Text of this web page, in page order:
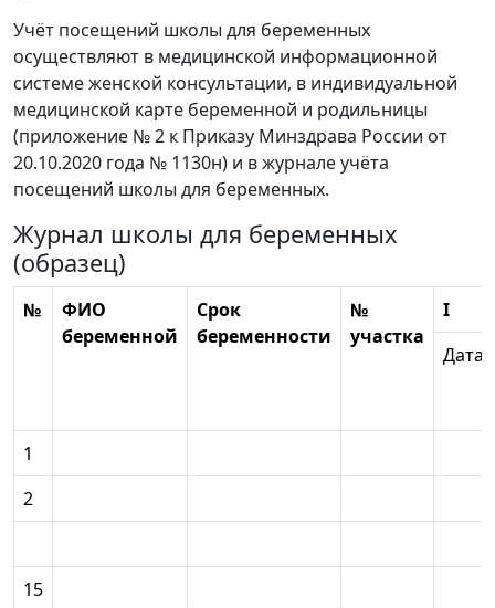
Учёт посещений школы для беременных
осуществляют в медицинской информационной
системе женской консультации, в индивидуальной
медицинской карте беременной и родильницы
(приложение № 2 к Приказу Минздрава России от
20.10.2020 года № 1130н) и в журнале учёта
посещений школы для беременных.
Журнал школы для беременных
(образец)
№
ФИО
беременной
Срок
беременности
№
участка
I
Дата
1
2
15